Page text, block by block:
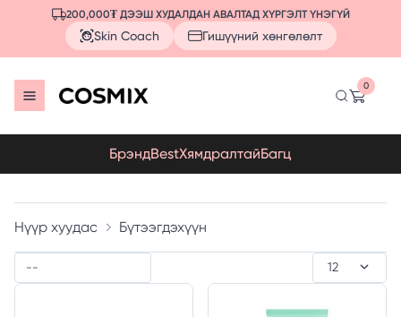
200,000₮ ДЭЭШ ХУДАЛДАН АВАЛТАД ХҮРГЭЛТ ҮНЭГҮЙ
Skin Coach Гишүүний хөнгөлөлт
0
БрэндBestХямдралтайБагц
Нүүр хуудас Бүтээгдэхүүн